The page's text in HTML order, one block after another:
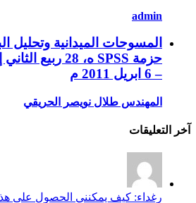
admin
المسوحات الميدانية وتحليل
– 6 ابريل 2011 م
المهندس طلال نويصر الحريقي
آخر التعليقات
رغداء: كيف يمكنني الحصول على